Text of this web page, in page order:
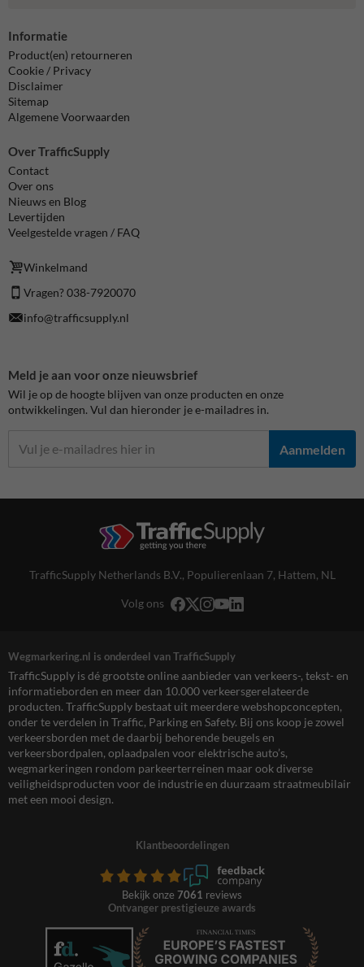
Informatie
Product(en) retourneren
Cookie / Privacy
Disclaimer
Sitemap
Algemene Voorwaarden
Over TrafficSupply
Contact
Over ons
Nieuws en Blog
Levertijden
Veelgestelde vragen / FAQ
Winkelmand
Vragen? 038-7920070
info@trafficsupply.nl
Meld je aan voor onze nieuwsbrief
Wil je op de hoogte blijven van onze producten en onze
ontwikkelingen. Vul dan hieronder je e-mailadres in.
Aanmelden
TrafficSupply Netherlands B.V., Populierenlaan 7, Hattem, NL
Volg ons
Wegmarkering.nl is onderdeel van TrafficSupply
TrafficSupply is dé grootste online aanbieder van verkeers-, tekst- en
informatieborden en meer dan 10.000 verkeersgerelateerde
producten. TrafficSupply bestaat uit meerdere webshopconcepten,
onder te verdelen in Traffic, Parking en Safety. Bij ons koop je zowel
verkeersborden met de daarbij behorende beugels en
verkeersbordpalen, oplaadpalen voor elektrische auto’s,
wegmarkeringen rondom parkeerterreinen maar ook diverse
veiligheidsproducten voor de industrie en duurzaam straatmeubilair
met een mooi design.
Klantbeoordelingen
Bekijk onze 7061 reviews
Ontvanger prestigieuze awards